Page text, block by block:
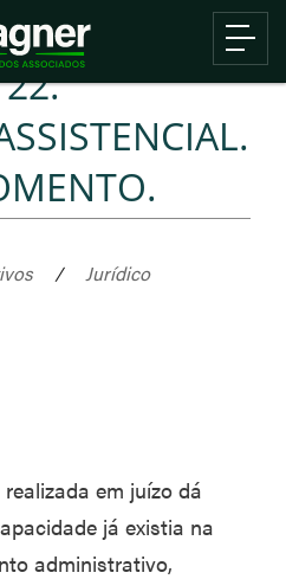
/
Jurídico
em juízo dá
já existia na
administrativo,